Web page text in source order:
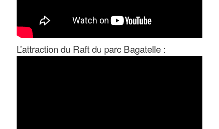
L’attraction du Raft du parc Bagatelle :